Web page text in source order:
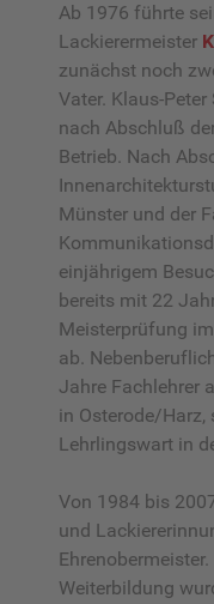
Ab 1976 führte
Lackierermeister
zunächst noch
Vater. Klaus-
nach Abschluß
Betrieb. Nach
Münster und der
einjährigem
bereits mit 22
Meisterprüfung
ab.
Jahre Fachlehrer
in Osterode/
Lehrlingswart in
Von 1984 bis
und
Weiterbildung